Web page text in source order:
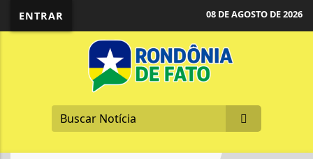
ENTRAR 08 DE AGOSTO DE 2026